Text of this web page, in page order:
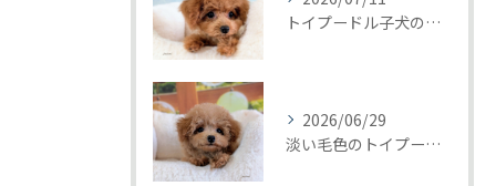
トイプードル子犬の巣立ち｜トリミングの日に見つけたご縁
2026/06/29
淡い毛色のトイプードル女の子｜元気いっぱいの子犬が巣立ちました